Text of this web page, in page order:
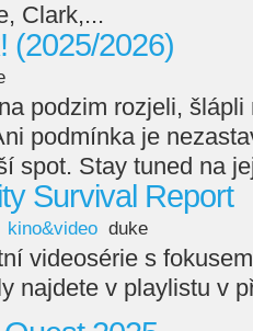
Clark,...
(2025/2026)
podzim rozjeli,
podmínka je
spot. Stay tuned na
Survival Report
kino&video duke
videosérie s
najdete v playlistu v